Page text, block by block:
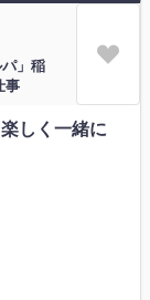
」稲
事
しく一緒に